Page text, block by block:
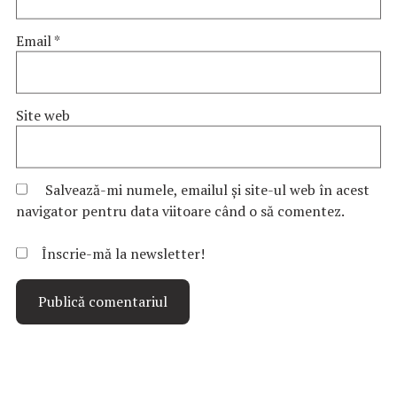
Email*
Site web
Salvează-mi numele, emailul și site-ul web în acest
navigator pentru data viitoare când o să comentez.
Înscrie-mă la newsletter!